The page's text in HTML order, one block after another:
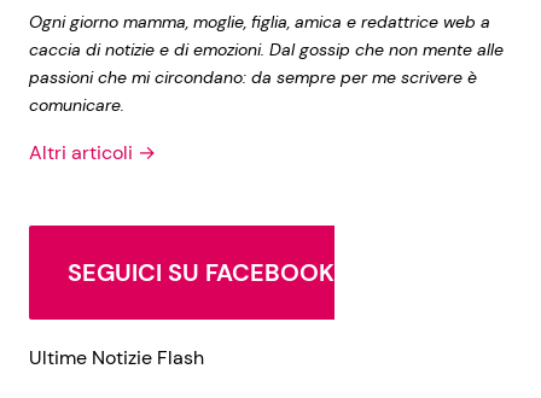
Ogni giorno mamma, moglie, figlia, amica e redattrice web a
caccia di notizie e di emozioni. Dal gossip che non mente alle
passioni che mi circondano: da sempre per me scrivere è
comunicare.
Altri articoli →
SEGUICI SU FACEBOOK
Ultime Notizie Flash